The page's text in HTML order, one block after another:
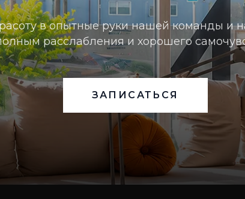
в опытные руки нашей команды и
расслабления и хорошего
ЗАПИСАТЬСЯ